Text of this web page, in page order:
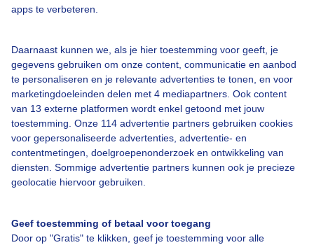
apps te verbeteren.
Daarnaast kunnen we, als je hier toestemming voor geeft, je
gegevens gebruiken om onze content, communicatie en aanbod
te personaliseren en je relevante advertenties te tonen, en voor
marketingdoeleinden delen met 4 mediapartners. Ook content
van 13 externe platformen wordt enkel getoond met jouw
toestemming. Onze 114 advertentie partners gebruiken cookies
voor gepersonaliseerde advertenties, advertentie- en
contentmetingen, doelgroepenonderzoek en ontwikkeling van
diensten. Sommige advertentie partners kunnen ook je precieze
geolocatie hiervoor gebruiken.
Geef toestemming of betaal voor toegang
Door op "Gratis" te klikken, geef je toestemming voor alle
Over Buienradar
Bedrijfsgegevens
Contact